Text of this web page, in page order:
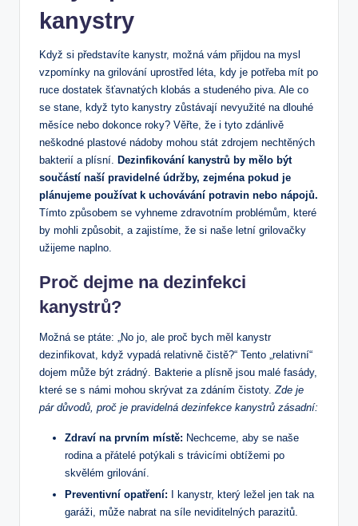
kanystry
Když si představíte kanystr, možná vám přijdou na mysl
vzpomínky na grilování uprostřed léta, kdy je potřeba mít po
ruce dostatek šťavnatých klobás a studeného piva. Ale co
se stane, když tyto kanystry zůstávají nevyužité na dlouhé
měsíce nebo dokonce roky? Věřte, že i tyto zdánlivě
neškodné plastové nádoby mohou stát zdrojem nechtěných
bakterií a plísní. Dezinfikování kanystrů by mělo být
součástí naší pravidelné údržby, zejména pokud je
plánujeme používat k uchovávání potravin nebo nápojů.
Tímto způsobem se vyhneme zdravotním problémům, které
by mohli způsobit, a zajistíme, že si naše letní grilovačky
užijeme naplno.
Proč dejme na dezinfekci
kanystrů?
Možná se ptáte: „No jo, ale proč bych měl kanystr
dezinfikovat, když vypadá relativně čistě?“ Tento „relativní“
dojem může být zrádný. Bakterie a plísně jsou malé fasády,
které se s námi mohou skrývat za zdáním čistoty. Zde je
pár důvodů, proč je pravidelná dezinfekce kanystrů zásadní:
Zdraví na prvním místě: Nechceme, aby se naše
rodina a přátelé potýkali s trávicími obtížemi po
skvělém grilování.
Preventivní opatření: I kanystr, který ležel jen tak na
garáži, může nabrat na síle neviditelných parazitů.